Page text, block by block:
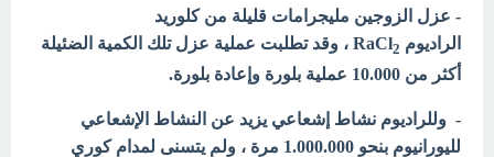
- عزل الزوجين مليجرامات قليلة من كلوريد
الراديوم RaCl 2
، وقد تطلبت عملية عزل تلك الكمية الضئيلة
أكثر من 10.000 عملية بلورة وإعادة بلورة.
- وللراديوم نشاط إشعاعي يزيد عن النشاط الإشعاعي
لليورانيوم بنحو 1.000.000 مرة ، ولم يتسنى لمدام كوري